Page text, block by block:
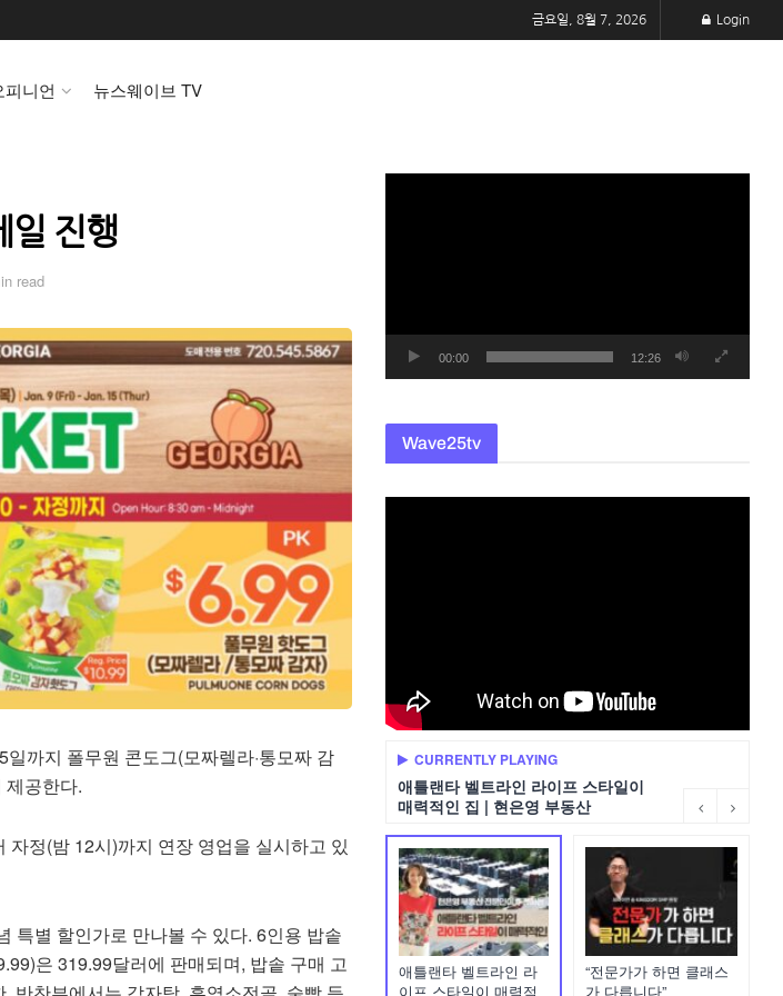
금요일, 8월 7, 2026 Login
피니언 뉴스웨이브 TV
일 진행
read
까지 폴무원 콘도그(모짜렐라·통모짜 감
제공한다.
정(밤 12시)까지 연장 영업을 실시하고 있
특별 할인가로 만나볼 수 있다. 6인용 밥솥
은 319.99달러에 판매되며, 밥솥 구매 고
00:00 12:26
Wave25tv
CURRENTLY PLAYING
애틀랜타 벨트라인 라이프 스타일이
매력적인 집 | 현은영 부동산
애틀랜타 벨트라인 라
이프 스타일이 매력적
“전문가가 하면 클래스
가 다릅니다”